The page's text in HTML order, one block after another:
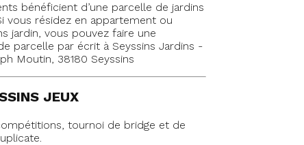
bénéficient d’une parcelle de jardins
vous résidez en appartement ou
jardin, vous pouvez faire une
parcelle par écrit à Seyssins Jardins -
Moutin, 38180 Seyssins
JEUX
tournoi de bridge et de